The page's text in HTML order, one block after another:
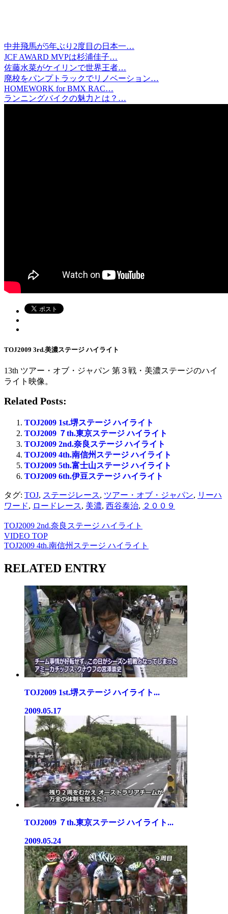
中井飛馬が5年ぶり2度目の日本一…
JCF AWARD MVPは杉浦佳子…
佐藤水菜がケイリンで世界王者…
廃校をパンプトラックでリノベーション…
HOMEWORK for BMX RAC…
ランニングバイクの魅力とは？…
TOJ2009 3rd.美濃ステージ ハイライト
13th ツアー・オブ・ジャパン 第３戦・美濃ステージのハイ
ライト映像。
Related Posts:
TOJ2009 1st.堺ステージ ハイライト
TOJ2009 ７th.東京ステージ ハイライト
TOJ2009 2nd.奈良ステージ ハイライト
TOJ2009 4th.南信州ステージ ハイライト
TOJ2009 5th.富士山ステージ ハイライト
TOJ2009 6th.伊豆ステージ ハイライト
タグ: TOJ, ステージレース, ツアー・オブ・ジャパン, リーハ
ワード, ロードレース, 美濃, 西谷泰治, ２００９
TOJ2009 2nd.奈良ステージ ハイライト
VIDEO TOP
TOJ2009 4th.南信州ステージ ハイライト
RELATED ENTRY
TOJ2009 1st.堺ステージ ハイライト...
2009.05.17
TOJ2009 ７th.東京ステージ ハイライト...
2009.05.24